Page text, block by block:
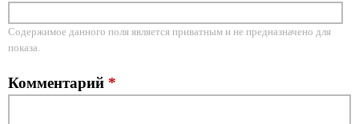
Содержимое данного поля является приватным и не предназначено для
показа.
Комментарий *